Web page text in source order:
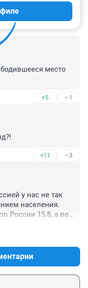
место
+5 –1
+11 –3
у нас не так
населения.
России 15.8, а во
коэффициент
8. В
10.4